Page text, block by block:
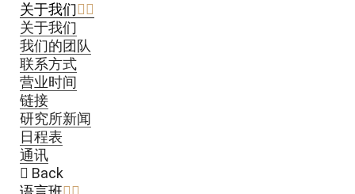
关于我们
关于我们
我们的团队
联系方式
营业时间
链接
研究所新闻
日程表
通讯
Back